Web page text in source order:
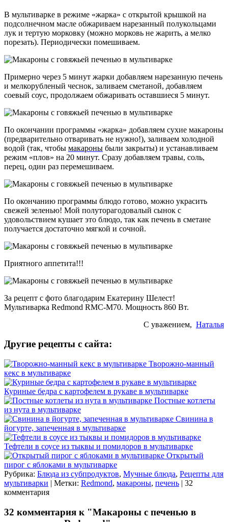
В мультиварке в режиме «жарка» с открытой крышкой на
подсолнечном масле обжариваем нарезанный полукольцами
лук и тертую морковку (можно морковь не жарить, а мелко
порезать). Периодически помешиваем.
Примерно через 5 минут жарки добавляем нарезанную печень
и мелкорубленый чеснок, заливаем сметаной, добавляем
соевый соус, продолжаем обжаривать оставшиеся 5 минут.
По окончании программы «жарка» добавляем сухие макароны
(предварительно отваривать не нужно!), заливаем холодной
водой (так, чтобы макароны были закрыты) и устанавливаем
режим «плов» на 20 минут. Сразу добавляем травы, соль,
перец, один раз перемешиваем.
По окончанию программы блюдо готово, можно украсить
свежей зеленью! Мой полуторагодовалый сынок с
удовольствием кушает это блюдо, так как печень в сметане
получается достаточно мягкой и сочной.
Приятного аппетита!!!
За рецепт с фото благодарим Екатерину Шелест!
Мультиварка Redmond RMC-M70. Мощность 860 Вт.
С уважением, Наталья
Другие рецепты с сайта:
Творожно-манный
кекс в мультиварке
Куриные бедра с картофелем в рукаве в мультиварке
Постные котлеты
из нута в мультиварке
Свинина в
йогурте, запеченная в мультиварке
Тефтели в соусе из тыквы и помидоров в мультиварке
Открытый
пирог с яблоками в мультиварке
Рубрика: Блюда из субпродуктов, Мучные блюда, Рецепты для
мультиварки | Метки: Redmond, макароны, печень | 32
комментария
32 комментария к "Макароны с печенью в